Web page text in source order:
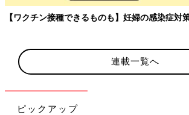
連載一覧へ
ピックアップ